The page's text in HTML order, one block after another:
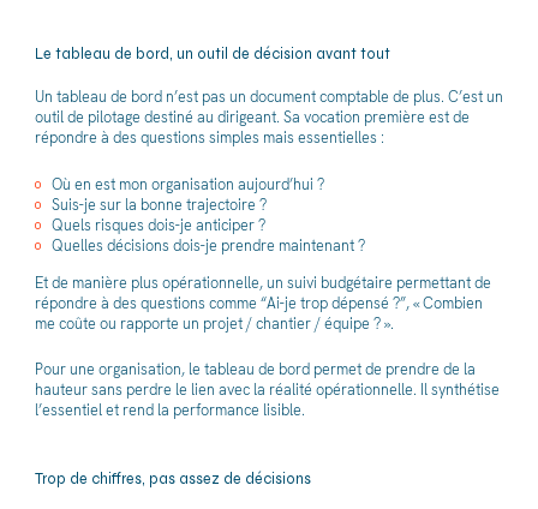
Le tableau de bord, un outil de décision avant tout
Un tableau de bord n’est pas un document comptable de plus. C’est un
outil de pilotage destiné au dirigeant. Sa vocation première est de
répondre à des questions simples mais essentielles :
Où en est mon organisation aujourd’hui ?
Suis-je sur la bonne trajectoire ?
Quels risques dois-je anticiper ?
Quelles décisions dois-je prendre maintenant ?
Et de manière plus opérationnelle, un suivi budgétaire permettant de
répondre à des questions comme “Ai-je trop dépensé ?”, « Combien
me coûte ou rapporte un projet / chantier / équipe ? ».
Pour une organisation, le tableau de bord permet de prendre de la
hauteur sans perdre le lien avec la réalité opérationnelle. Il synthétise
l’essentiel et rend la performance lisible.
Trop de chiffres, pas assez de décisions